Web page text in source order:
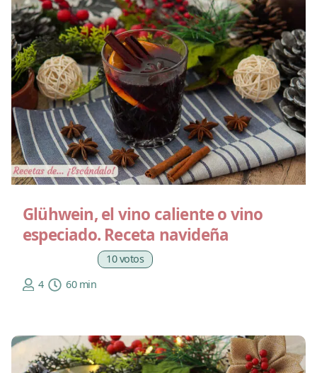
Glühwein, el vino caliente o vino
especiado. Receta navideña
10 votos
4
60 min